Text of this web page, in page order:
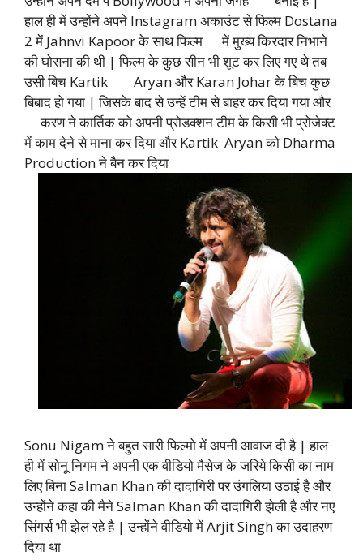
हाल ही में उन्होंने अपने Instagram अकाउंट से फिल्म Dostana
2 में Jahnvi Kapoor के साथ फिल्म में मुख्य किरदार निभाने
की घोसना की थी | फिल्म के कुछ सीन भी शूट कर लिए गए थे तब
उसी बिच Kartik Aryan और Karan Johar के बिच कुछ
बिबाद हो गया | जिसके बाद से उन्हें टीम से बाहर कर दिया गया और
करण ने कार्तिक को अपनी प्रोडक्शन टीम के किसी भी प्रोजेक्ट
में काम देने से माना कर दिया और Kartik Aryan को Dharma
Production ने बैन कर दिया
Sonu Nigam ने बहुत सारी फिल्मो में अपनी आवाज दी है | हाल
ही में सोनू निगम ने अपनी एक वीडियो मैसेज के जरिये किसी का नाम
लिए बिना Salman Khan की दादागिरी पर उंगलिया उठाई है और
उन्होंने कहा की मैने Salman Khan की दादागिरी झेली है और नए
सिंगर्स भी झेल रहे है | उन्होंने वीडियो में Arjit Singh का उदाहरण
दिया था